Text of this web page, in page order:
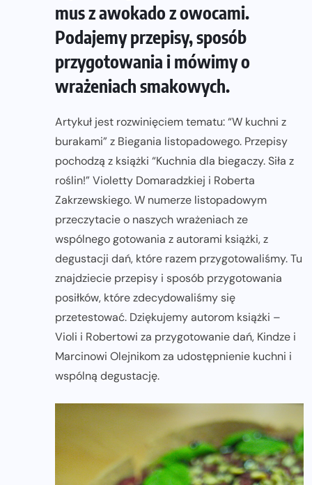
mus z awokado z owocami.
Podajemy przepisy, sposób
przygotowania i mówimy o
wrażeniach smakowych.
Artykuł jest rozwinięciem tematu: “W kuchni z
burakami” z Biegania listopadowego. Przepisy
pochodzą z książki “Kuchnia dla biegaczy. Siła z
roślin!” Violetty Domaradzkiej i Roberta
Zakrzewskiego. W numerze listopadowym
przeczytacie o naszych wrażeniach ze
wspólnego gotowania z autorami książki, z
degustacji dań, które razem przygotowaliśmy. Tu
znajdziecie przepisy i sposób przygotowania
posiłków, które zdecydowaliśmy się
przetestować. Dziękujemy autorom książki –
Violi i Robertowi za przygotowanie dań, Kindze i
Marcinowi Olejnikom za udostępnienie kuchni i
wspólną degustację.